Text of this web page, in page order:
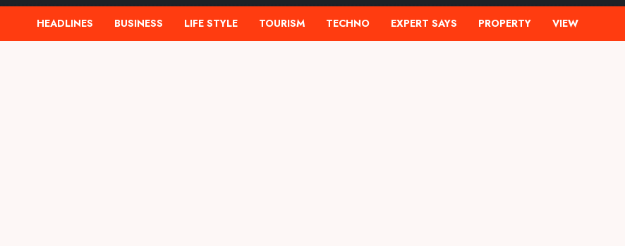
HEADLINES BUSINESS LIFE STYLE TOURISM TECHNO EXPERT SAYS PROPERTY VIEW